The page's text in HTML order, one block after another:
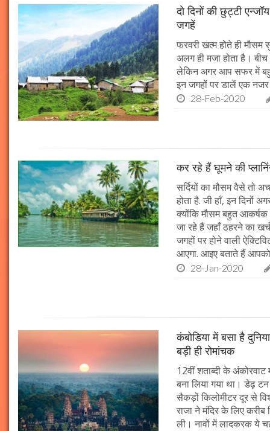
दो दिनों की छुट्टी
जगहें
फरवरी खत्म होते ही
अलग ही मजा होता है।
लेकिन अगर आप सफर में बहुत
इन जगहों पर डालें एक
28-Feb-2020
कर रहे हैं घूमने की
सर्दियों का मौसम वैसे तो
होता है. जी हाँ, इन दिनों
क्योंकि मौसम बहुत
जा रहे हैं जहाँ ठहरने का
जगहों पर होने वाली
आएगा. आइए बताते हैं
28-Jan-2020
कंबोडिया में बसा है
बड़ी ही रोमांचक
12वीं शताब्दी के
बना लिया गया था। डेढ़
सैकड़ों किलोमीटर दूर से
राजा ने मंदिर के लिए
ली। नावों में लादकरक ये